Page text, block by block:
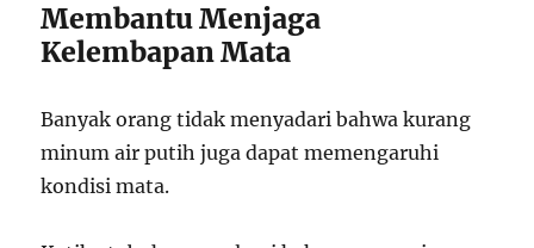
Membantu Menjaga
Kelembapan Mata
Banyak orang tidak menyadari bahwa kurang
minum air putih juga dapat memengaruhi
kondisi mata.